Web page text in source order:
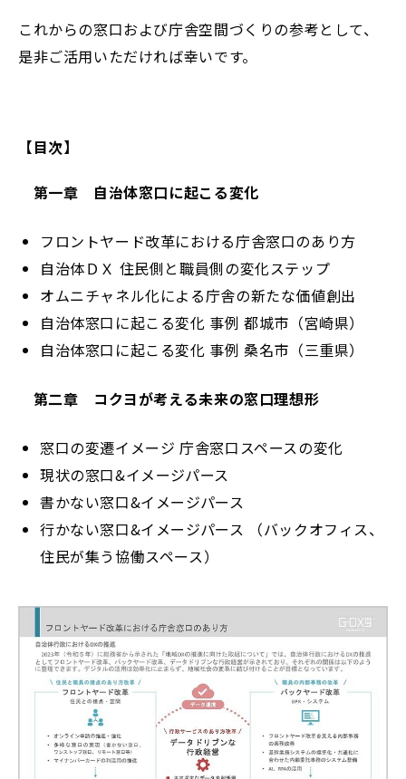
これからの窓口および庁舎空間づくりの参考として、
是非ご活用いただければ幸いです。
【目次】
第一章 自治体窓口に起こる変化
フロントヤード改革における庁舎窓口のあり方
自治体ＤＸ 住民側と職員側の変化ステップ
オムニチャネル化による庁舎の新たな価値創出
自治体窓口に起こる変化 事例 都城市（宮崎県）
自治体窓口に起こる変化 事例 桑名市（三重県）
第二章 コクヨが考える未来の窓口理想形
窓口の変遷イメージ 庁舎窓口スペースの変化
現状の窓口&イメージパース
書かない窓口&イメージパース
行かない窓口&イメージパース （バックオフィス、
住民が集う協働スペース）